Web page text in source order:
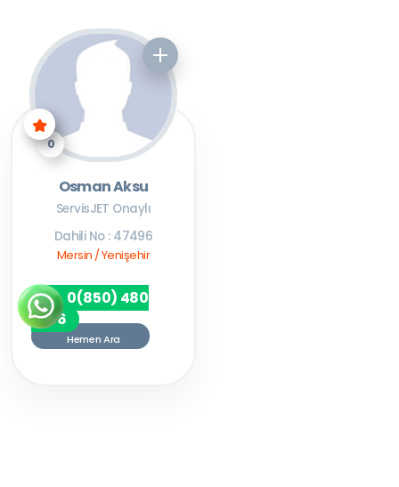
0
Osman Aksu
ServisJET Onaylı
Dahili No : 47496
Mersin / Yenişehir
0(850) 480
7256
Hemen Ara